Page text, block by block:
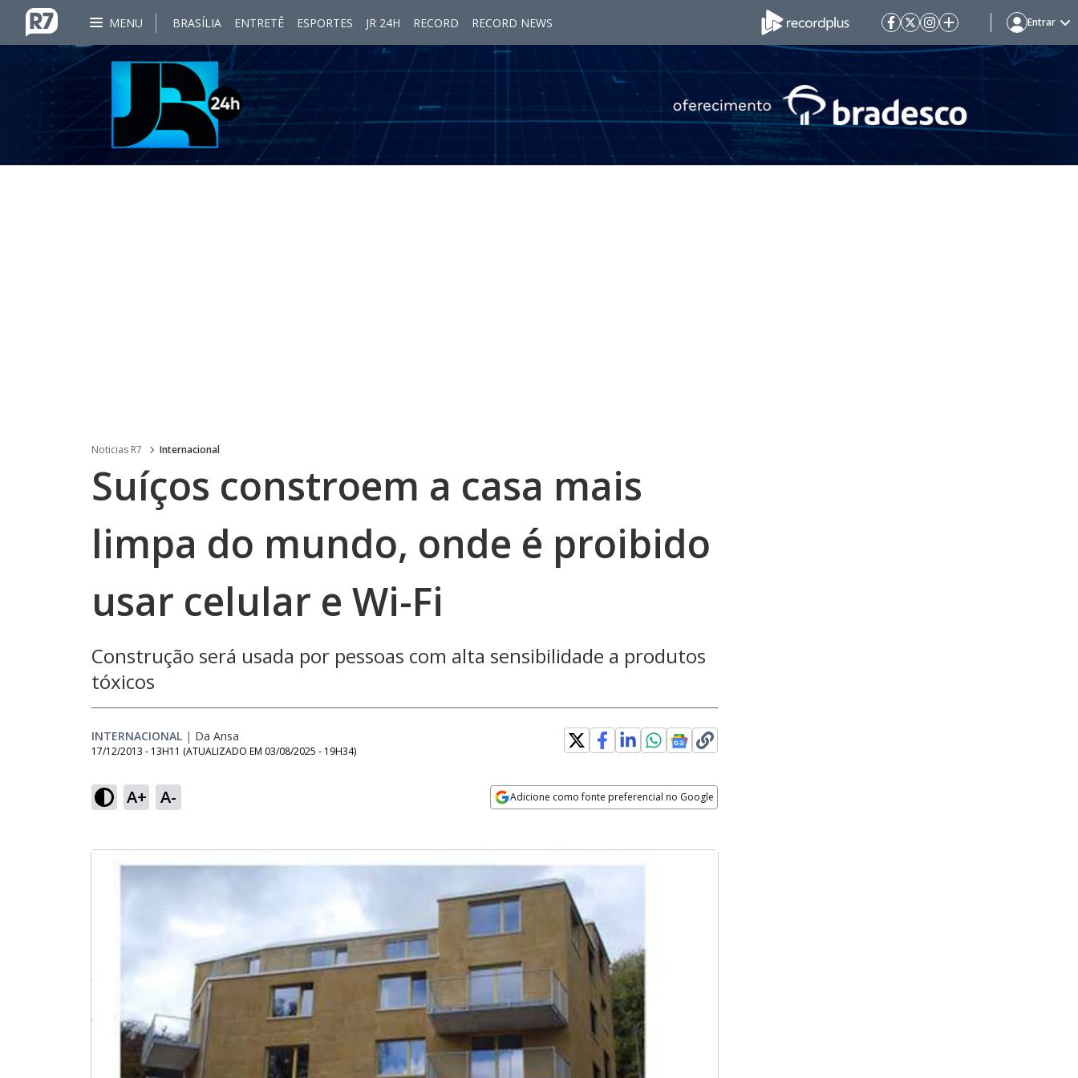
MENU BRASÍLIA ENTRETÊ ESPORTES JR 24H RECORD RECORD NEWS Entrar
Noticias R7 Internacional
Suíços constroem a casa mais
limpa do mundo, onde é proibido
usar celular e Wi-Fi
Construção será usada por pessoas com alta sensibilidade a produtos
tóxicos
INTERNACIONAL | Da Ansa
17/12/2013 - 13H11 (ATUALIZADO EM 03/08/2025 - 19H34)
A+ A- Adicione como fonte preferencial no Google